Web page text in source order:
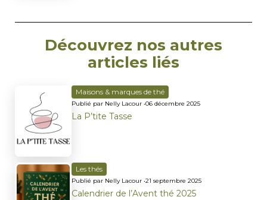
Découvrez nos autres
articles liés
Maisons & marques de thé
Publié par Nelly Lacour •06 décembre 2025
La P’tite Tasse
Les thés
Publié par Nelly Lacour •21 septembre 2025
Calendrier de l’Avent thé 2025